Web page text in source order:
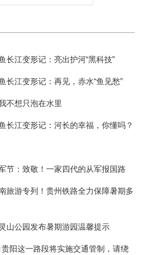
长江变形记：亮出护河“黑科技”
长江变形记：再见，赤水“鱼见愁”
不想只泡在水里
长江变形记：河长的幸福，你懂吗？
节：致敬！一家四代的从军报国路
旅游专列！贵州铁路全力保障暑期多
山公园发布暑期游园温馨提示
阳这一路段将实施交通管制，请绕